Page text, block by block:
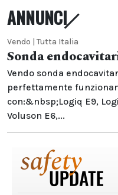
ANNUNCI
Vendo | Tutta Italia
Sonda
Vendo sonda
perfettamente
con:&nbsp;Logiq E9,
Voluson E6,...